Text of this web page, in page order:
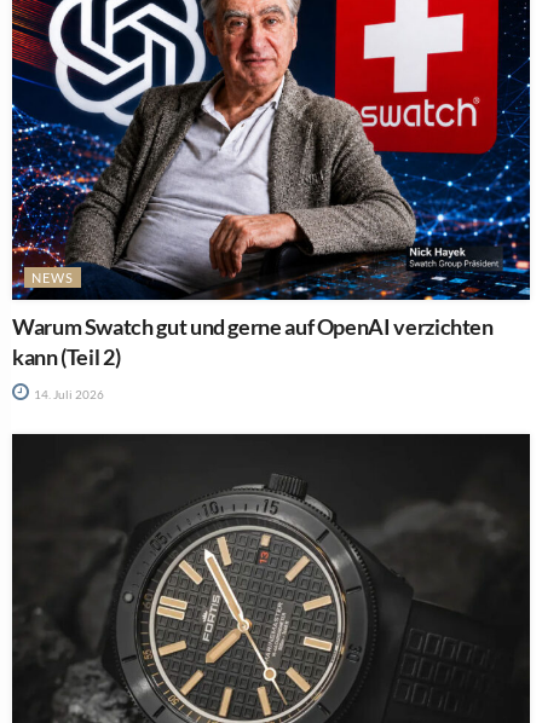
NEWS
Warum Swatch gut und gerne auf OpenAI verzichten
kann (Teil 2)
14. Juli 2026